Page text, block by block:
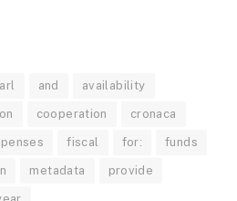
and availability
cooperation cronaca
fiscal for: funds
metadata provide